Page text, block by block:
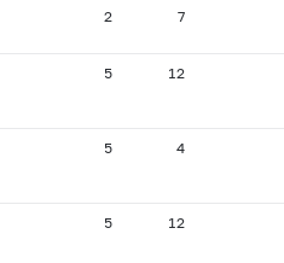
2 7
5 12
5 4
5 12